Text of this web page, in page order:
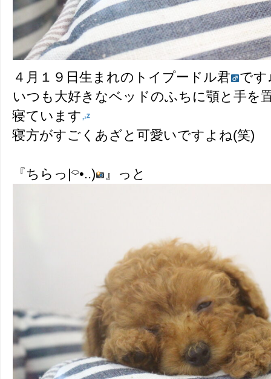
４月１９日生まれのトイプードル君
です
いつも大好きなベッドのふちに顎と手を
寝ています
寝方がすごくあざと可愛いですよね(笑)
『ちらっ|⌔•..) 』っと